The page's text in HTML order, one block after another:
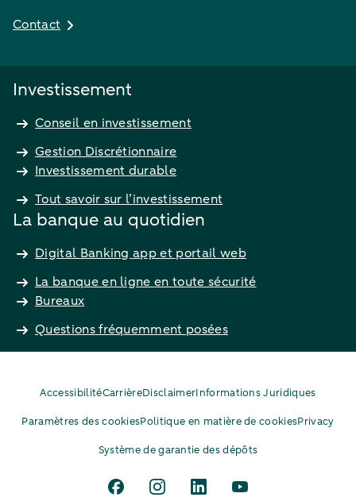
Contact
Investissement
Conseil en investissement
Gestion Discrétionnaire
Investissement durable
Tout savoir sur l’investissement
La banque au quotidien
Digital Banking app et portail web
La banque en ligne en toute sécurité
Bureaux
Questions fréquemment posées
AccessibilitéCarrièreDisclaimerInformations Juridiques
Paramètres des cookiesPolitique en matière de cookiesPrivacy
Système de garantie des dépôts